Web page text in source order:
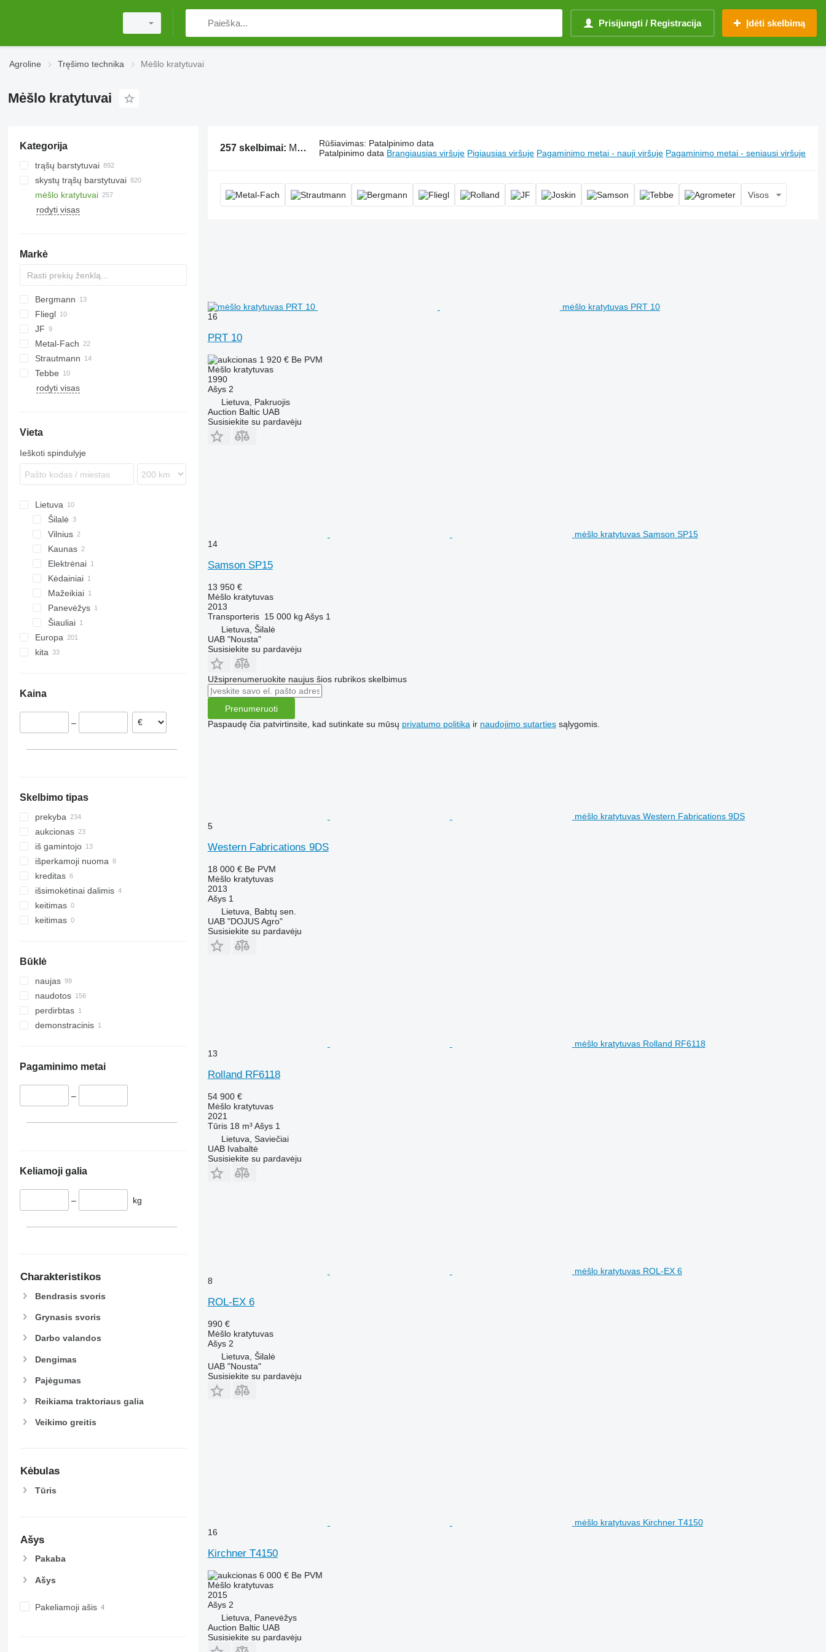
Prisijungti / Registracija Įdėti skelbimą
Agroline Tręšimo technika Mėšlo kratytuvai
Mėšlo kratytuvai
Kategorija
trąšų barstytuvai
montuojami trąšų barstytuvai
prikabinami trąšų barstytuvai
trąšų barstymo vežimėliai
skystų trąšų barstytuvai
mėšlo kratytuvai
rodyti visas
Markė
HTS
Bergmann
TSW
E
EV
FORTIS
Fliegl
ASW
T series
Terra
JF
Komfort
UN
Metal-Fach
OL
N262
Flex
PG
SP
Strautmann
Magnon
Tebbe
DS
TYTAN
MKE
rodyti visas
Vieta
Ieškoti spindulyje
Lietuva
Šilalė
Vilnius
Kaunas
Elektrėnai
Kėdainiai
Mažeikiai
Panevėžys
Šiauliai
Europa
Rumunija
Vengrija
kita
Kaina
–
Skelbimo tipas
prekyba
aukcionas
iš gamintojo
išperkamoji nuoma
kreditas
išsimokėtinai dalimis
keitimas
keitimas
Būklė
naujas
naudotos
perdirbtas
demonstracinis
Pagaminimo metai
–
Keliamoji galia
– kg
Charakteristikos
Bendrasis svoris
Grynasis svoris
Darbo valandos
Dengimas
Pajėgumas
Reikiama traktoriaus galia
Veikimo greitis
Kėbulas
Tūris
Ašys
Pakaba
Ašys
Pakeliamoji ašis
257 skelbimai: Mėšlo kratytuvai Rūšiavimas: Patalpinimo data
Patalpinimo data Brangiausias viršuje Pigiausias viršuje Pagaminimo metai - nauji viršuje Pagaminimo metai - seniausi viršuje
Visos
mėšlo kratytuvas PRT 10
16
PRT 10
1 920 € Be PVM
Mėšlo kratytuvas
1990
Ašys 2
Lietuva, Pakruojis
Auction Baltic UAB
Susisiekite su pardavėju
mėšlo kratytuvas Samson SP15
14
Samson SP15
13 950 €
Mėšlo kratytuvas
2013
Transporteris 15 000 kg Ašys 1
Lietuva, Šilalė
UAB "Nousta"
Susisiekite su pardavėju
Užsiprenumeruokite naujus šios rubrikos skelbimus
Prenumeruoti
Paspaudę čia patvirtinsite, kad sutinkate su mūsų privatumo politika ir naudojimo sutartiessąlygomis.
mėšlo kratytuvas Western Fabrications 9DS
5
Western Fabrications 9DS
18 000 € Be PVM
Mėšlo kratytuvas
2013
Ašys 1
Lietuva, Babtų sen.
UAB "DOJUS Agro"
Susisiekite su pardavėju
mėšlo kratytuvas Rolland RF6118
13
Rolland RF6118
54 900 €
Mėšlo kratytuvas
2021
Tūris 18 m³ Ašys 1
Lietuva, Saviečiai
UAB Ivabaltė
Susisiekite su pardavėju
mėšlo kratytuvas ROL-EX 6
8
ROL-EX 6
990 €
Mėšlo kratytuvas
Ašys 2
Lietuva, Šilalė
UAB "Nousta"
Susisiekite su pardavėju
mėšlo kratytuvas Kirchner T4150
16
Kirchner T4150
6 000 € Be PVM
Mėšlo kratytuvas
2015
Ašys 2
Lietuva, Panevėžys
Auction Baltic UAB
Susisiekite su pardavėju